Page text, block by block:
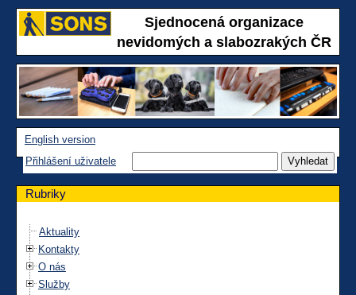
Sjednocená organizace
nevidomých a slabozrakých ČR
English version
Přihlášení uživatele
Rubriky
Aktuality
Kontakty
O nás
Služby